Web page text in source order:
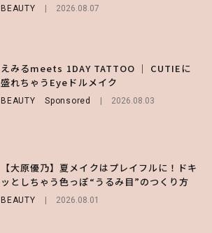
BEAUTY 2026.08.07
えみるmeets 1DAY TATTOO ｜ CUTIEに
盛れちゃうEyeドルメイク
BEAUTY Sponsored 2026.08.03
【大原優乃】夏メイクはプレイフルに！ドキ
ッとしちゃう色っぽ“うるみ目”のつくり方
BEAUTY 2026.08.01
LIFESTYLE 2026.07.30
【SNIDEL】長濱ねるとロマンティックトラ
ッドな秋はじめ｜2026秋の新作コーデ4選
FASHION Sponsored 2026.07.10
【ALD1】グループの魅力＆素顔に迫る♡ 一
問一答をお届け！【sweet web独占】
ENTERTAINMENT 2026.08.03
LIFESTYLE 2026.07.31
【夏ヘアのくずれ・うねりに】ヘアメイク夢
月直伝♡ ドライシャンプー「バティスト」
を使ったプロ級スタイリング3選
Sponsored
【GU】夏の“主役級”アイテム決定！ヘルシ
ー＆可愛すぎる「大人の肌見せ」トップス3
選